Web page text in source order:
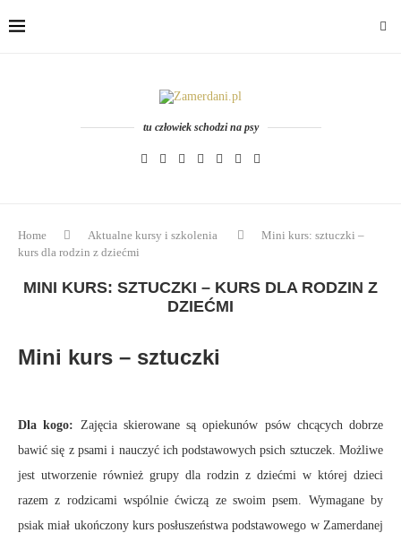
tu człowiek schodzi na psy
Home Aktualne kursy i szkolenia
Mini kurs: sztuczki –
kurs dla rodzin z dziećmi
MINI KURS: SZTUCZKI – KURS DLA RODZIN Z
DZIEĆMI
Mini kurs – sztuczki
Dla kogo: Zajęcia skierowane są opiekunów psów chcących dobrze
bawić się z psami i nauczyć ich podstawowych psich sztuczek. Możliwe
jest utworzenie również grupy dla rodzin z dziećmi w której dzieci
razem z rodzicami wspólnie ćwiczą ze swoim psem. Wymagane by
psiak miał ukończony kurs posłuszeństwa podstawowego w Zamerdanej